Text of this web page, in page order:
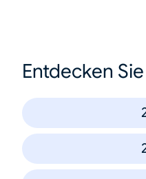
Entdecken